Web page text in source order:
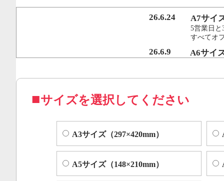
オフセット印刷に近い品質を実現いたしまし
コピー機やレーザープリンター等によくある色ムラや汚
26.6.24 A7サイ
5営業日と
すべてオ
26.6.9 A6サイ
サイズを選択してください
A3サイズ（297×420mm）
A5サイズ（148×210mm）